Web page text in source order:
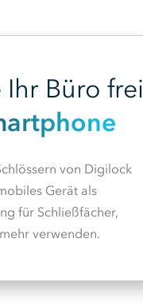
Ihr Büro frei
von Digilock
Gerät als
für Schließfächer,
verwenden.